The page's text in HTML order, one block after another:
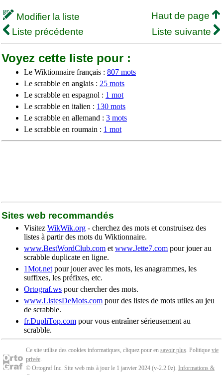
Modifier la liste
Haut de page
Liste précédente
Liste suivante
Voyez cette liste pour :
Le Wiktionnaire français : 807 mots
Le scrabble en anglais : 25 mots
Le scrabble en espagnol : 1 mot
Le scrabble en italien : 130 mots
Le scrabble en allemand : 3 mots
Le scrabble en roumain : 1 mot
Sites web recommandés
Visitez WikWik.org - cherchez des mots et construisez des
listes à partir des mots du Wiktionnaire.
www.BestWordClub.com et www.Jette7.com pour jouer au
scrabble duplicate en ligne.
1Mot.net pour jouer avec les mots, les anagrammes, les
suffixes, les préfixes, etc.
Ortograf.ws pour chercher des mots.
www.ListesDeMots.com pour des listes de mots utiles au jeu
de scrabble.
fr.DupliTop.com pour vous entraîner sérieusement au
scrabble.
Ce site utilise des cookies informatiques, cliquez pour en savoir plus. Politique vie
privée.
© Ortograf Inc. Site web mis à jour le 1 janvier 2024 (v-2.2.0z). Informations &